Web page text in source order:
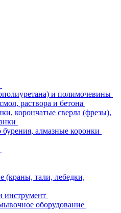
и полимочевины
раствора и бетона
корончатые сверла (фрезы),
алмазные коронки
(краны, тали, лебедки,
инструмент
оборудование